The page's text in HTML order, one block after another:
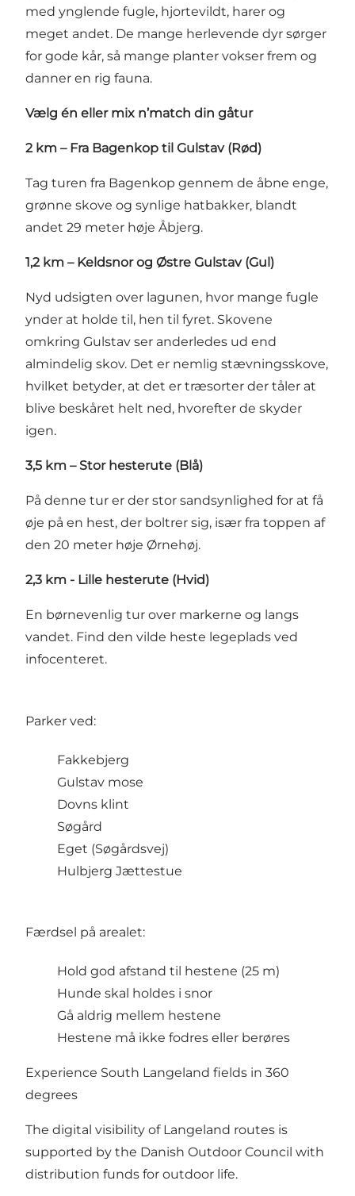
med ynglende fugle, hjortevildt, harer og
meget andet. De mange herlevende dyr sørger
for gode kår, så mange planter vokser frem og
danner en rig fauna.
Vælg én eller mix n’match din gåtur
2 km – Fra Bagenkop til Gulstav (Rød)
Tag turen fra Bagenkop gennem de åbne enge,
grønne skove og synlige hatbakker, blandt
andet 29 meter høje Åbjerg.
1,2 km – Keldsnor og Østre Gulstav (Gul)
Nyd udsigten over lagunen, hvor mange fugle
ynder at holde til, hen til fyret. Skovene
omkring Gulstav ser anderledes ud end
almindelig skov. Det er nemlig stævningsskove,
hvilket betyder, at det er træsorter der tåler at
blive beskåret helt ned, hvorefter de skyder
igen.
3,5 km – Stor hesterute (Blå)
På denne tur er der stor sandsynlighed for at få
øje på en hest, der boltrer sig, især fra toppen af
den 20 meter høje Ørnehøj.
2,3 km - Lille hesterute (Hvid)
En børnevenlig tur over markerne og langs
vandet. Find den vilde heste legeplads ved
infocenteret.
Parker ved:
Fakkebjerg
Gulstav mose
Dovns klint
Søgård
Eget (Søgårdsvej)
Hulbjerg Jættestue
Færdsel på arealet:
Hold god afstand til hestene (25 m)
Hunde skal holdes i snor
Gå aldrig mellem hestene
Hestene må ikke fodres eller berøres
Experience South Langeland fields in 360
degrees
The digital visibility of Langeland routes is
supported by the Danish Outdoor Council with
distribution funds for outdoor life.